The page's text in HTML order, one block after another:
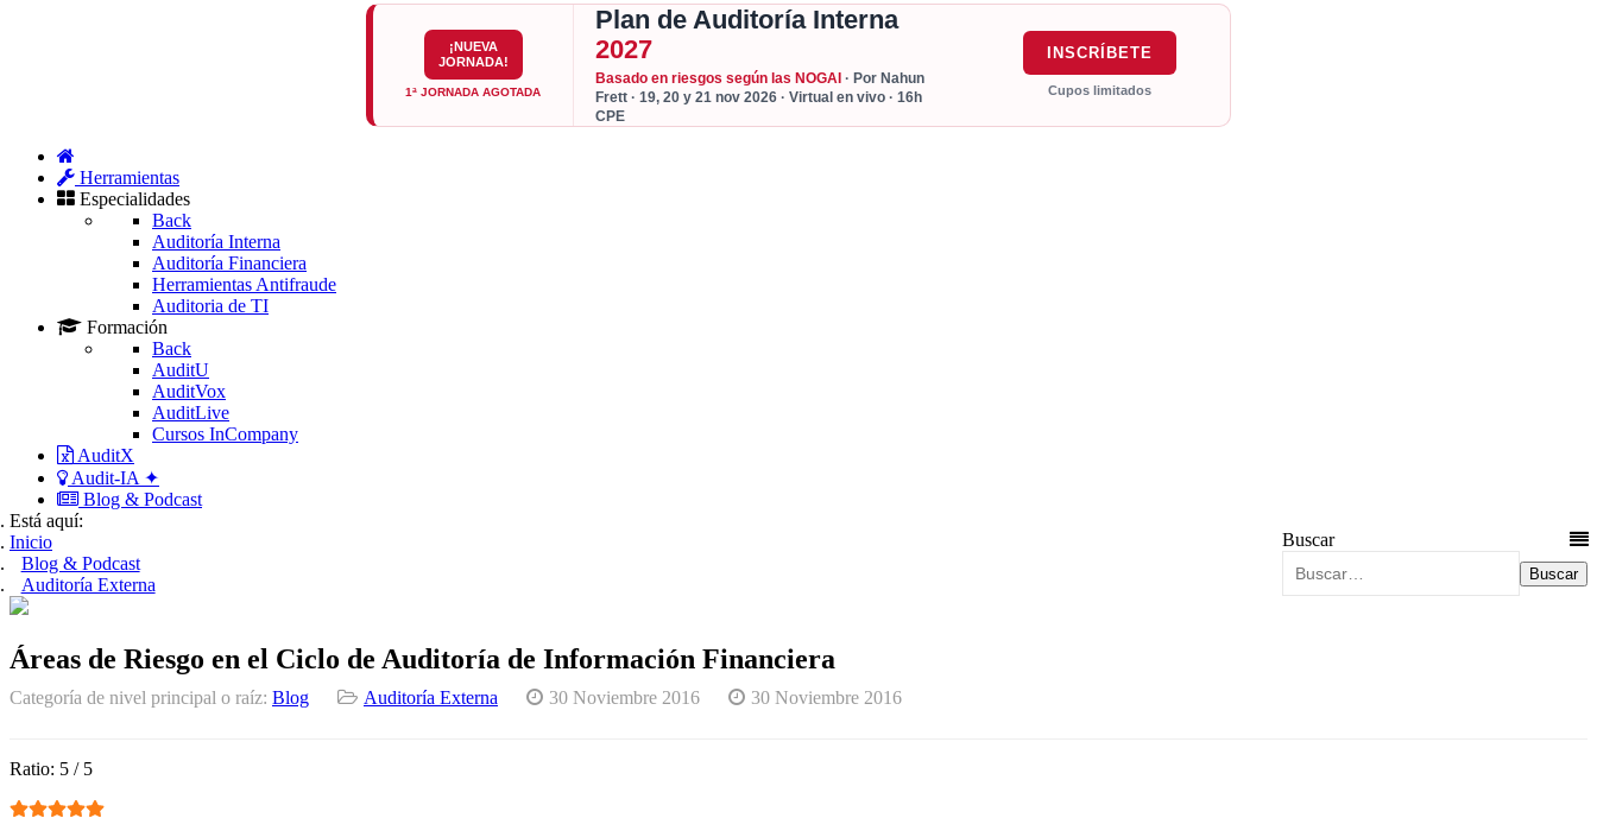
¡NUEVA
JORNADA!
1ª JORNADA AGOTADA
Plan de Auditoría Interna
2027
Basado en riesgos según las NOGAI · Por Nahun
Frett · 19, 20 y 21 nov 2026 · Virtual en vivo · 16h
CPE
INSCRÍBETE
Cupos limitados
Herramientas
Especialidades
Back
Auditoría Interna
Auditoría Financiera
Herramientas Antifraude
Auditoria de TI
Formación
Back
AuditU
AuditVox
AuditLive
Cursos InCompany
AuditX
Audit-IA ✦
Blog & Podcast
Buscar
Buscar
Está aquí:
Inicio
Blog & Podcast
Auditoría Externa
Áreas de Riesgo en el Ciclo de Auditoría de Información Financiera
Categoría de nivel principal o raíz: Blog Auditoría Externa 30 Noviembre 2016 30 Noviembre 2016
Ratio: 5 / 5